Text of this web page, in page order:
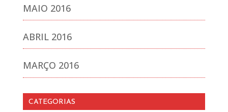
MAIO 2016
ABRIL 2016
MARÇO 2016
CATEGORIAS